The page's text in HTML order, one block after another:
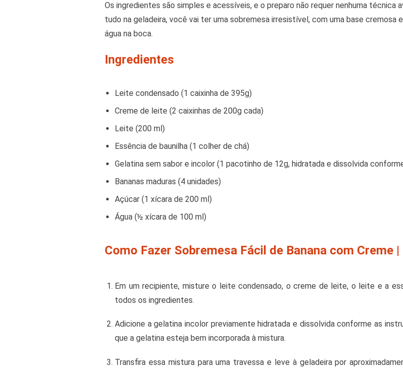
Os ingredientes são simples e acessíveis, e o preparo não requer nenhuma técnica
tudo na geladeira, você vai ter uma sobremesa irresistível, com uma base cremosa
água na boca.
Ingredientes
Leite condensado (1 caixinha de 395g)
Creme de leite (2 caixinhas de 200g cada)
Leite (200 ml)
Essência de baunilha (1 colher de chá)
Gelatina sem sabor e incolor (1 pacotinho de 12g, hidratada e dissolvida
Bananas maduras (4 unidades)
Açúcar (1 xícara de 200 ml)
Água (½ xícara de 100 ml)
Como Fazer Sobremesa Fácil de Banana com Creme
Em um recipiente, misture o leite condensado, o creme de leite, o leite e a
todos os ingredientes.
Adicione a gelatina incolor previamente hidratada e dissolvida conforme as
que a gelatina esteja bem incorporada à mistura.
Transfira essa mistura para uma travessa e leve à geladeira por